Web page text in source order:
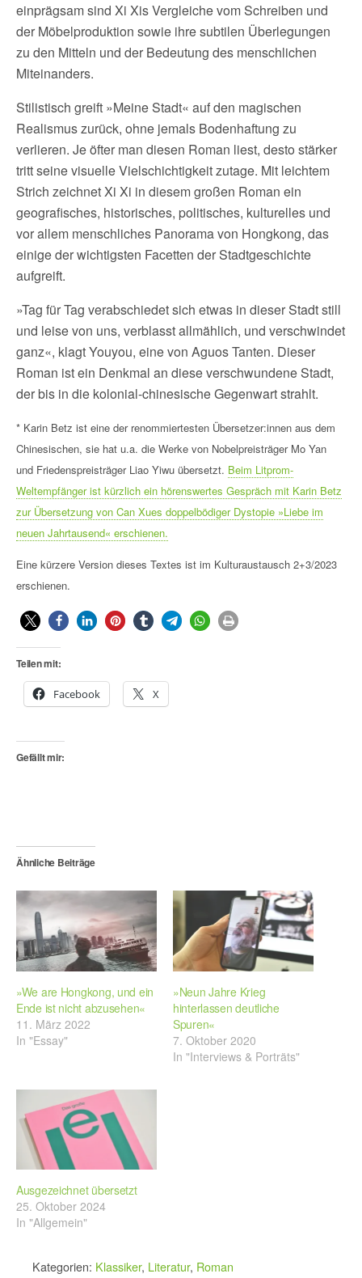
einprägsam sind Xi Xis Vergleiche vom Schreiben und
der Möbelproduktion sowie ihre subtilen Überlegungen
zu den Mitteln und der Bedeutung des menschlichen
Miteinanders.
Stilistisch greift »Meine Stadt« auf den magischen
Realismus zurück, ohne jemals Bodenhaftung zu
verlieren. Je öfter man diesen Roman liest, desto stärker
tritt seine visuelle Vielschichtigkeit zutage. Mit leichtem
Strich zeichnet Xi Xi in diesem großen Roman ein
geografisches, historisches, politisches, kulturelles und
vor allem menschliches Panorama von Hongkong, das
einige der wichtigsten Facetten der Stadtgeschichte
aufgreift.
»Tag für Tag verabschiedet sich etwas in dieser Stadt still
und leise von uns, verblasst allmählich, und verschwindet
ganz«, klagt Youyou, eine von Aguos Tanten. Dieser
Roman ist ein Denkmal an diese verschwundene Stadt,
der bis in die kolonial-chinesische Gegenwart strahlt.
* Karin Betz ist eine der renommiertesten Übersetzer:innen aus dem
Chinesischen, sie hat u.a. die Werke von Nobelpreisträger Mo Yan
und Friedenspreisträger Liao Yiwu übersetzt. Beim Litprom-
Weltempfänger ist kürzlich ein hörenswertes Gespräch mit Karin Betz
zur Übersetzung von Can Xues doppelbödiger Dystopie »Liebe im
neuen Jahrtausend« erschienen.
Eine kürzere Version dieses Textes ist im Kulturaustausch 2+3/2023
erschienen.
Teilen mit:
Facebook X
Gefällt mir:
Ähnliche Beiträge
»We are Hongkong, und ein
Ende ist nicht abzusehen«
11. März 2022
In "Essay"
»Neun Jahre Krieg
hinterlassen deutliche
Spuren«
7. Oktober 2020
In "Interviews & Porträts"
Ausgezeichnet übersetzt
25. Oktober 2024
In "Allgemein"
Kategorien: Klassiker, Literatur, Roman